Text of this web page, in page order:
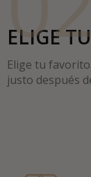
ELIGE
Elige tu
justo después